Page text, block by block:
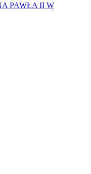
PAWŁA II W